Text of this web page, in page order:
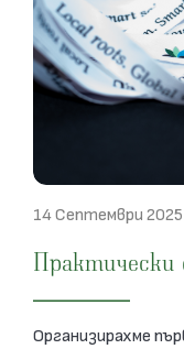
14 Септември 2025
Практически
Организирахме